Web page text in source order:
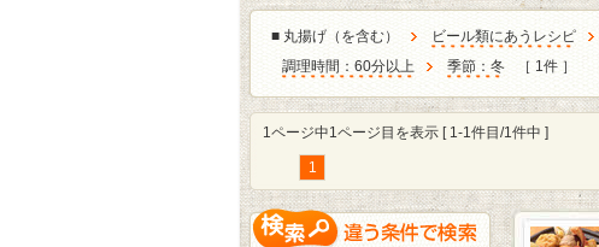
■ 丸揚げ（を含む） ビール類にあうレシピ
調理時間：60分以上
季節：冬 ［ 1件 ］
1ページ中1ページ目を表示 [ 1-1件目/1件中 ]
1